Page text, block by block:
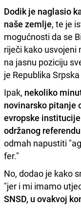
Dodik je naglasio
naše zemlje, te je
mogućnosti da se
riječi kako
na jasnu poziciju
je Republika
Ipak, nekoliko
novinarsko pitanje
evropske
održanog
odmah napustiti
fer."
No, dodao je kako
"jer i mi imamo
SNSD, u ovakvoj